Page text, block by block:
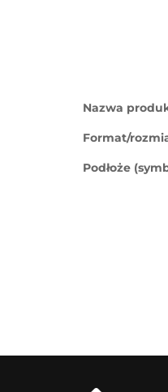
Nazwa
Format/
Podłoże